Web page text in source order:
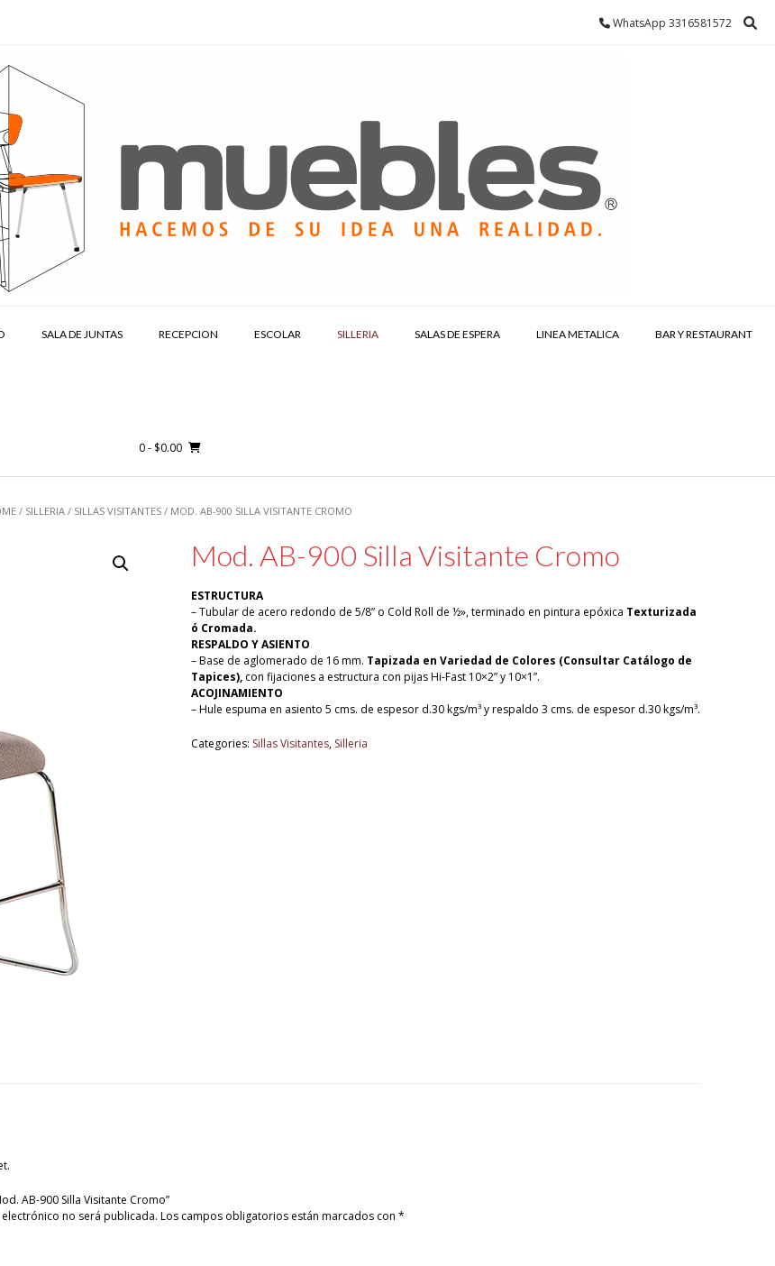
WhatsApp 3316581572
SALA DE JUNTAS RECEPCION ESCOLAR SILLERIA SALAS DE ESPERA LINEA METALICA BAR Y RESTAURANT
0- $0.00
/ SILLERIA / SILLAS VISITANTES / MOD. AB-900 SILLA VISITANTE CROMO
Mod. AB-900 Silla Visitante Cromo
ESTRUCTURA
– Tubular de acero redondo de 5/8” o Cold Roll de ½», terminado en pintura epóxica Texturizada
ó Cromada.
RESPALDO Y ASIENTO
– Base de aglomerado de 16 mm. Tapizada en Variedad de Colores (Consultar Catálogo de
Tapices),con fijaciones a estructura con pijas Hi-Fast 10×2” y 10×1”.
ACOJINAMIENTO
– Hule espuma en asiento 5 cms. de espesor d.30 kgs/m³ y respaldo 3 cms. de espesor d.30 kgs/m³.
Categories: Sillas Visitantes, Silleria
AB-900 Silla Visitante Cromo”
no será publicada. Los campos obligatorios están marcados con*